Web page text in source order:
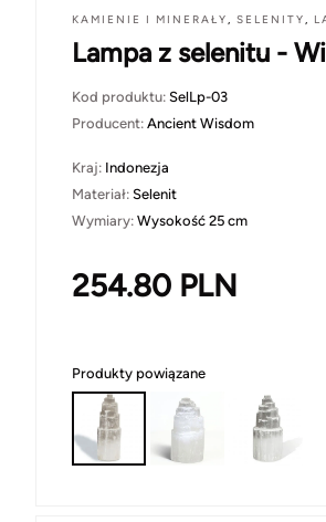
KAMIENIE I MINERAŁY, SELENITY,
Lampa z selenitu -
Kod produktu: SelLp-03
Producent: Ancient Wisdom
Kraj: Indonezja
Materiał: Selenit
Wymiary: Wysokość 25 cm
254.80 PLN
Produkty powiązane